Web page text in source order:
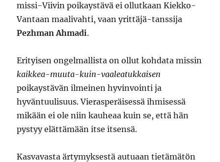
missi-Viivin poikaystävä ei ollutkaan Kiekko-
Vantaan maalivahti, vaan yrittäjä-tanssija
Pezhman Ahmadi.
Erityisen ongelmallista on ollut kohdata missin
kaikkea-muuta-kuin-vaaleatukkaisen
poikaystävän ilmeinen hyvinvointi ja
hyväntuulisuus. Vierasperäisessä ihmisessä
mikään ei ole niin kauheaa kuin se, että hän
pystyy elättämään itse itsensä.
Kasvavasta ärtymyksestä autuaan tietämätön